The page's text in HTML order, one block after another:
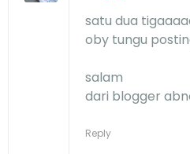
satu dua
oby tungu
salam
dari blogger
Reply